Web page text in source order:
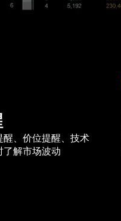
醒、价位提醒、技术
了解市场波动